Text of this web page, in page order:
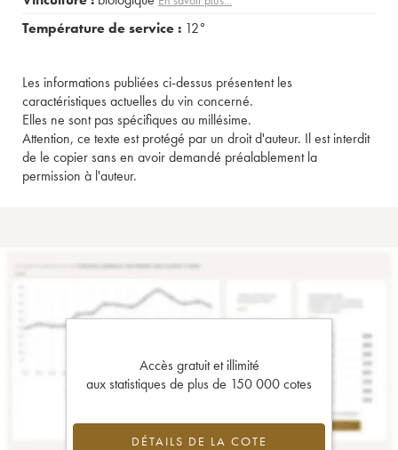
Température de service : 12°
Les informations publiées ci-dessus présentent les
caractéristiques actuelles du vin concerné.
Elles ne sont pas spécifiques au millésime.
Attention, ce texte est protégé par un droit d'auteur. Il est interdit
de le copier sans en avoir demandé préalablement la
permission à l'auteur.
Accès gratuit et illimité
aux statistiques de plus de 150 000 cotes
DÉTAILS DE LA COTE